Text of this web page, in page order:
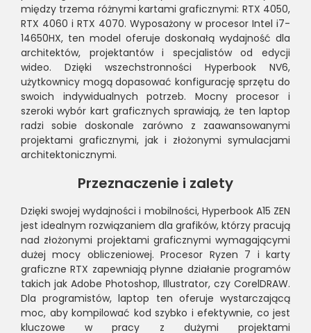
między trzema różnymi kartami graficznymi: RTX 4050,
RTX 4060 i RTX 4070. Wyposażony w procesor Intel i7-
14650HX, ten model oferuje doskonałą wydajność dla
architektów, projektantów i specjalistów od edycji
wideo. Dzięki wszechstronności Hyperbook NV6,
użytkownicy mogą dopasować konfigurację sprzętu do
swoich indywidualnych potrzeb. Mocny procesor i
szeroki wybór kart graficznych sprawiają, że ten laptop
radzi sobie doskonale zarówno z zaawansowanymi
projektami graficznymi, jak i złożonymi symulacjami
architektonicznymi.
Przeznaczenie i zalety
Dzięki swojej wydajności i mobilności, Hyperbook A15 ZEN
jest idealnym rozwiązaniem dla grafików, którzy pracują
nad złożonymi projektami graficznymi wymagającymi
dużej mocy obliczeniowej. Procesor Ryzen 7 i karty
graficzne RTX zapewniają płynne działanie programów
takich jak Adobe Photoshop, Illustrator, czy CorelDRAW.
Dla programistów, laptop ten oferuje wystarczającą
moc, aby kompilować kod szybko i efektywnie, co jest
kluczowe w pracy z dużymi projektami